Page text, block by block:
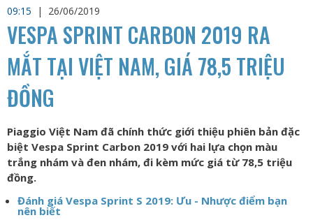
09:15
| 26/06/2019
VESPA SPRINT CARBON 2019 RA
MẮT TẠI VIỆT NAM, GIÁ 78,5 TRIỆU
ĐỒNG
Piaggio Việt Nam đã chính thức giới thiệu phiên bản đặc
biệt Vespa Sprint Carbon 2019 với hai lựa chọn màu
trắng nhám và đen nhám, đi kèm mức giá từ 78,5 triệu
đồng.
Đánh giá Vespa Sprint S 2019: Ưu - Nhược điểm bạn
nên biết